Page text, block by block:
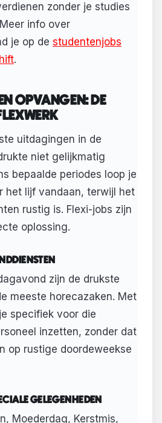
zonder je studies
info over
je op de studentenjobs
.
OPVANGEN: DE
uitdagingen in de
niet gelijkmatig
bepaalde periodes loop je
het lijf vandaan, terwijl het
rustig is. Flexi-jobs zijn
oplossing.
zijn de drukste
meeste horecazaken. Met
specifiek voor die
inzetten, zonder dat
op rustige doordeweekse
GELEGENHEDEN
Moederdag, Kerstmis,